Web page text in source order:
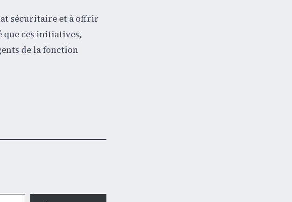
sécuritaire et à offrir
que ces initiatives,
de la fonction